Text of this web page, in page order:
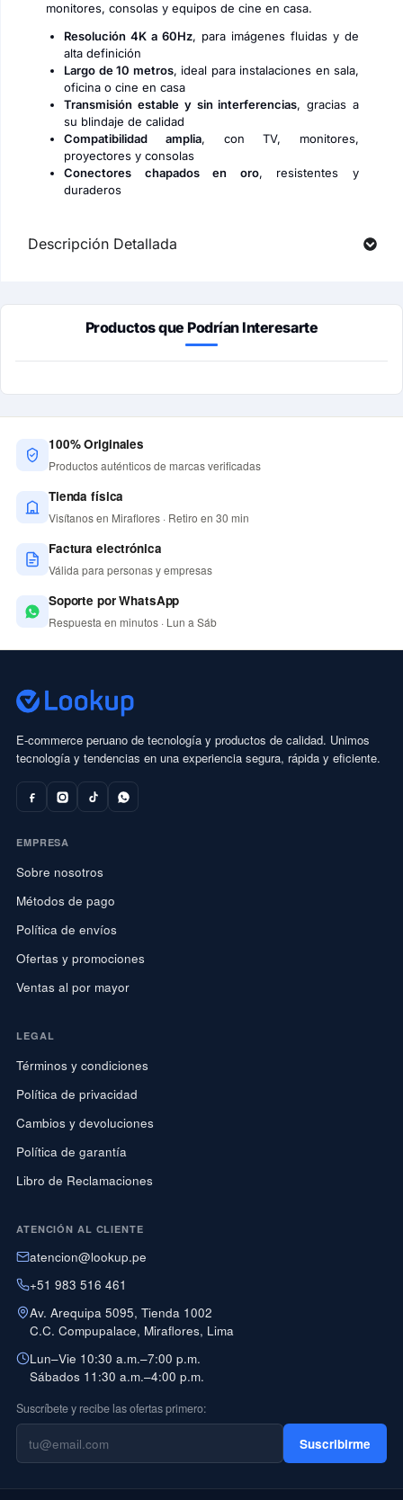
monitores, consolas y equipos de cine en casa.
Resolución 4K a 60Hz, para imágenes fluidas y de
alta definición
Largo de 10 metros, ideal para instalaciones en sala,
oficina o cine en casa
Transmisión estable y sin interferencias, gracias a
su blindaje de calidad
Compatibilidad amplia, con TV, monitores,
proyectores y consolas
Conectores chapados en oro, resistentes y
duraderos
Descripción Detallada
Productos que Podrían Interesarte
100% Originales
Productos auténticos de marcas verificadas
Tienda física
Visítanos en Miraflores · Retiro en 30 min
Factura electrónica
Válida para personas y empresas
Soporte por WhatsApp
Respuesta en minutos · Lun a Sáb
E-commerce peruano de tecnología y productos de calidad. Unimos
tecnología y tendencias en una experiencia segura, rápida y eficiente.
EMPRESA
Sobre nosotros
Métodos de pago
Política de envíos
Ofertas y promociones
Ventas al por mayor
LEGAL
Términos y condiciones
Política de privacidad
Cambios y devoluciones
Política de garantía
Libro de Reclamaciones
ATENCIÓN AL CLIENTE
atencion@lookup.pe
+51 983 516 461
Av. Arequipa 5095, Tienda 1002
C.C. Compupalace, Miraflores, Lima
Lun–Vie 10:30 a.m.–7:00 p.m.
Sábados 11:30 a.m.–4:00 p.m.
Suscríbete y recibe las ofertas primero:
Suscribirme